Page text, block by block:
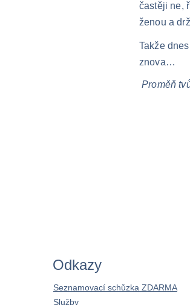
častěji ne,
ženou a
Takže
znova…
Proměň
Seznamovací schůzka ZDARMA
Služby
Odkazy